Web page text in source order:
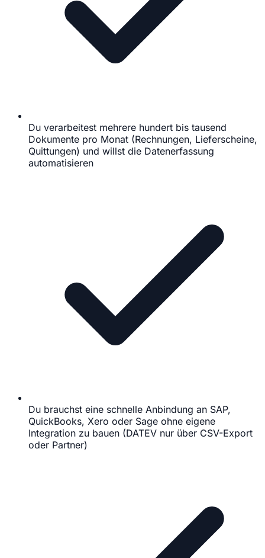
Du verarbeitest mehrere hundert bis tausend
Dokumente pro Monat (Rechnungen, Lieferscheine,
Quittungen) und willst die Datenerfassung
automatisieren
Du brauchst eine schnelle Anbindung an SAP,
QuickBooks, Xero oder Sage ohne eigene
Integration zu bauen (DATEV nur über CSV-Export
oder Partner)